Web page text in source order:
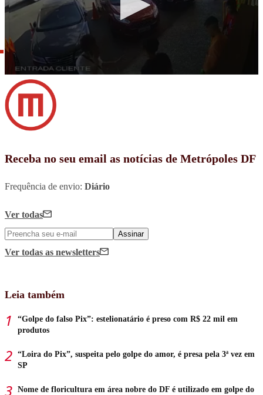
Receba no seu email as notícias de Metrópoles DF
Frequência de envio: Diário
Ver todas
Assinar
Ver todas as newsletters
Leia também
“Golpe do falso Pix”: estelionatário é preso com R$ 22 mil em
produtos
“Loira do Pix”, suspeita pelo golpe do amor, é presa pela 3ª vez em
SP
Nome de floricultura em área nobre do DF é utilizado em golpe do